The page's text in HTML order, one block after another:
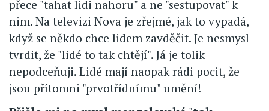
přece "tahat lidi nahoru" a ne "sestupovat" k
nim. Na televizi Nova je zřejmé, jak to vypadá,
když se někdo chce lidem zavděčit. Je nesmysl
tvrdit, že "lidé to tak chtějí". Já je tolik
nepodceňuji. Lidé mají naopak rádi pocit, že
jsou přítomni "prvotřídnímu" umění!